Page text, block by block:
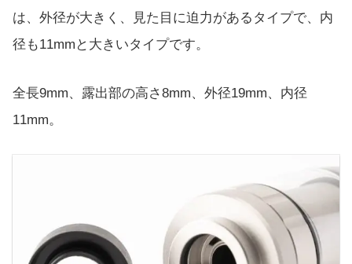
は、外径が大きく、見た目に迫力があるタイプで、内
径も11mmと大きいタイプです。
全長9mm、露出部の高さ8mm、外径19mm、内径
11mm。